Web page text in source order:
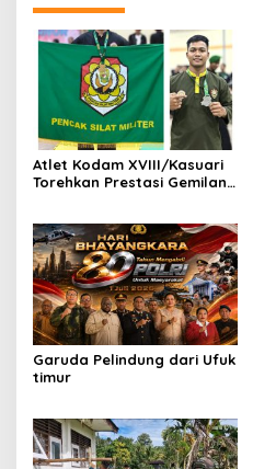
Atlet Kodam XVIII/Kasuari
Torehkan Prestasi Gemilang
Barat Daya 2026
Garuda Pelindung dari Ufuk
timur